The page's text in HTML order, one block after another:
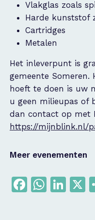
Vlakglas zoals
Harde kunststof
Cartridges
Metalen
Het inleverpunt is
gemeente Someren.
hoeft te doen is uw
u geen milieupas of
dan contact op met
https://mijnblink.nl/
Meer evenementen
X